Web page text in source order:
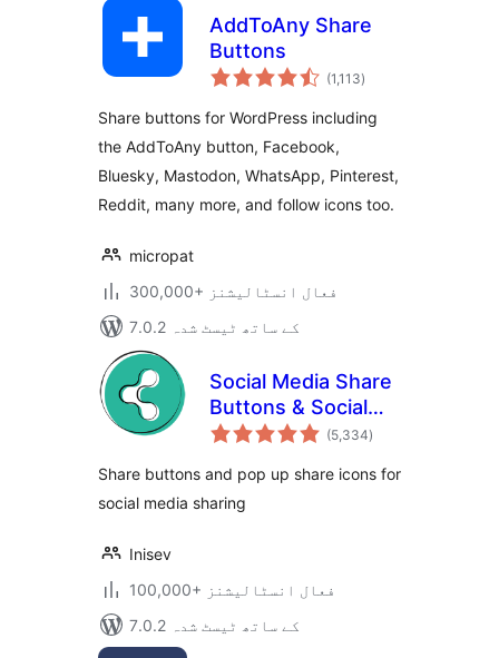
AddToAny Share
Buttons
(1,113مجموعی
درجہ
)
Share buttons for WordPress including
the AddToAny button, Facebook,
Bluesky, Mastodon, WhatsApp, Pinterest,
Reddit, many more, and follow icons too.
micropat
300,000+ فعال انسٹالیشنز
7.0.2 کے ساتھ ٹیسٹ شدہ
Social Media Share
Buttons & Social
Sharing Icons(5,334مجموعی
درجہ
)
Share buttons and pop up share icons for
social media sharing
Inisev
100,000+ فعال انسٹالیشنز
7.0.2 کے ساتھ ٹیسٹ شدہ